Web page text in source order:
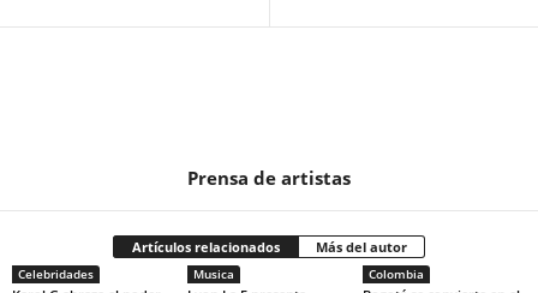
Prensa de artistas
Artículos relacionados Más del autor
Celebridades Musica Colombia